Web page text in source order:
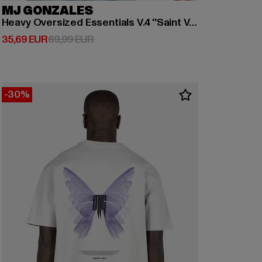
MJ GONZALES
Heavy Oversized Essentials V.4 ''Saint V.1''
35,69 EUR
Derzeitiger Preis: 35,69 EUR
69,99 EURAktionspreis: 69,99 EUR
-30%